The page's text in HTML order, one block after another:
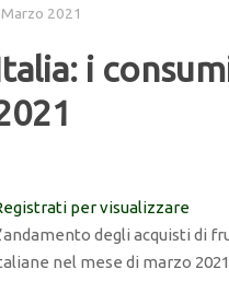
2021
i
per visualizzare
degli acquisti di
nel mese di marzo